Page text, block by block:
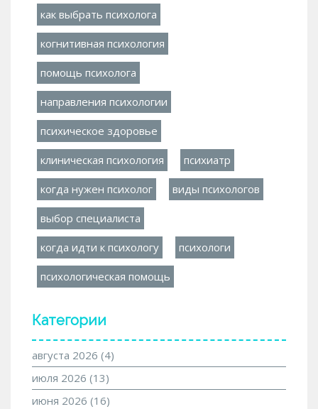
как выбрать психолога
когнитивная психология
помощь психолога
направления психологии
психическое здоровье
клиническая психология психиатр
когда нужен психолог виды психологов
выбор специалиста
когда идти к психологу психологи
психологическая помощь
Категории
августа 2026 (4)
июля 2026 (13)
июня 2026 (16)